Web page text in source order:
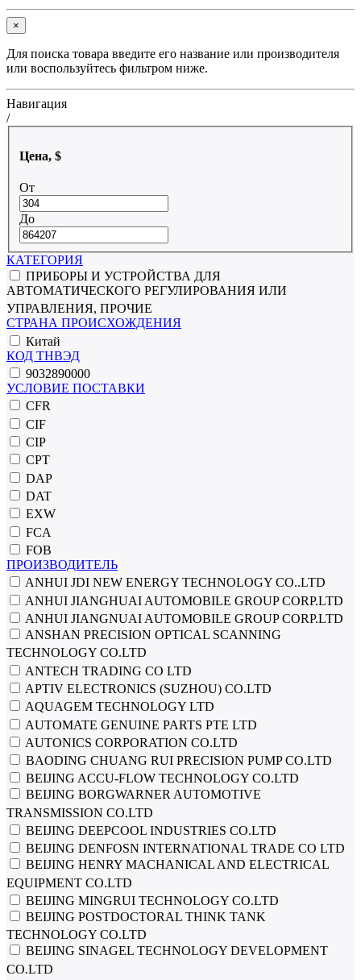
×
Для поиска товара введите его название или производителя
или воспользуйтесь фильтром ниже.
Навигация
/
Цена, $
От
До
КАТЕГОРИЯ
ПРИБОРЫ И УСТРОЙСТВА ДЛЯ
АВТОМАТИЧЕСКОГО РЕГУЛИРОВАНИЯ ИЛИ
УПРАВЛЕНИЯ, ПРОЧИЕ
СТРАНА ПРОИСХОЖДЕНИЯ
Китай
КОД ТНВЭД
9032890000
УСЛОВИЕ ПОСТАВКИ
CFR
CIF
CIP
CPT
DAP
DAT
EXW
FCA
FOB
ПРОИЗВОДИТЕЛЬ
ANHUI JDI NEW ENERGY TECHNOLOGY CO..LTD
ANHUI JIANGHUAI AUTOMOBILE GROUP CORP.LTD
ANHUI JIANGNUAI AUTOMOBILE GROUP CORP.LTD
ANSHAN PRECISION OPTICAL SCANNING
TECHNOLOGY CO.LTD
ANTECH TRADING CO LTD
APTIV ELECTRONICS (SUZHOU) CO.LTD
AQUAGEM TECHNOLOGY LTD
AUTOMATE GENUINE PARTS PTE LTD
AUTONICS CORPORATION CO.LTD
BAODING CHUANG RUI PRECISION PUMP CO.LTD
BEIJING ACCU-FLOW TECHNOLOGY CO.LTD
BEIJING BORGWARNER AUTOMOTIVE
TRANSMISSION CO.LTD
BEIJING DEEPCOOL INDUSTRIES CO.LTD
BEIJING DENFOSN INTERNATIONAL TRADE CO LTD
BEIJING HENRY MACHANICAL AND ELECTRICAL
EQUIPMENT CO.LTD
BEIJING MINGRUI TECHNOLOGY CO.LTD
BEIJING POSTDOCTORAL THINK TANK
TECHNOLOGY CO.LTD
BEIJING SINAGEL TECHNOLOGY DEVELOPMENT
CO.LTD